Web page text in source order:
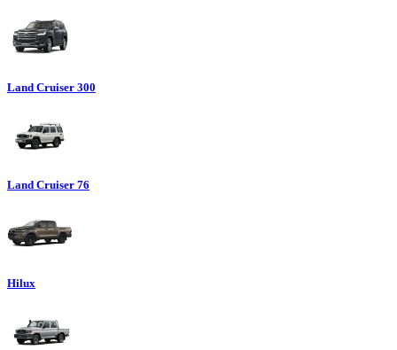
Land Cruiser 300
Land Cruiser 76
Hilux